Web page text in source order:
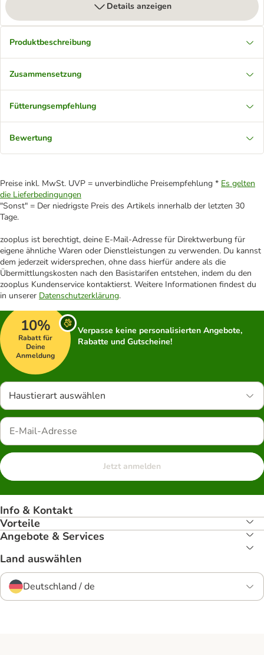
Details anzeigen
Produktbeschreibung
Zusammensetzung
Fütterungsempfehlung
Bewertung
Preise inkl. MwSt. UVP = unverbindliche Preisempfehlung * Es gelten
die Lieferbedingungen
"Sonst" = Der niedrigste Preis des Artikels innerhalb der letzten 30
Tage.
zooplus ist berechtigt, deine E-Mail-Adresse für Direktwerbung für
eigene ähnliche Waren oder Dienstleistungen zu verwenden. Du kannst
dem jederzeit widersprechen, ohne dass hierfür andere als die
Übermittlungskosten nach den Basistarifen entstehen, indem du den
zooplus Kundenservice kontaktierst. Weitere Informationen findest du
in unserer Datenschutzerklärung.
10%
Rabatt für
Deine
Anmeldung
Verpasse keine personalisierten Angebote,
Rabatte und Gutscheine!
Haustierart auswählen
Jetzt anmelden
Info & Kontakt
Vorteile
Angebote & Services
Land auswählen
Deutschland / de